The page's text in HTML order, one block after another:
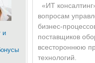
«ИТ
вопросам
бизнес-
поставщиков
всестороннюю
технологий.
и